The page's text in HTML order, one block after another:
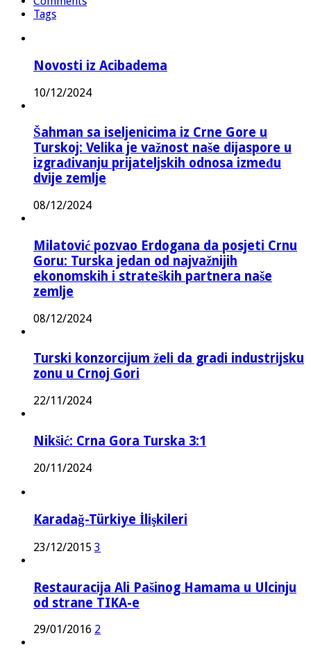
Tags
Novosti iz Acibadema
10/12/2024
Šahman sa iseljenicima iz Crne Gore u
Turskoj: Velika je važnost naše dijaspore u
izgrađivanju prijateljskih odnosa između
dvije zemlje
08/12/2024
Milatović pozvao Erdogana da posjeti Crnu
Goru: Turska jedan od najvažnijih
ekonomskih i strateških partnera naše
zemlje
08/12/2024
Turski konzorcijum želi da gradi industrijsku
zonu u Crnoj Gori
22/11/2024
Nikšić: Crna Gora Turska 3:1
20/11/2024
Karadağ-Türkiye İlişkileri
23/12/2015 3
Restauracija Ali Pašinog Hamama u Ulcinju
od strane TIKA-e
29/01/2016 2